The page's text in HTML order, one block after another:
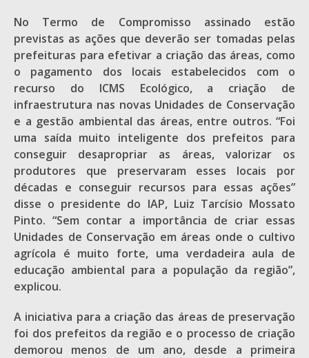
No Termo de Compromisso assinado estão
previstas as ações que deverão ser tomadas pelas
prefeituras para efetivar a criação das áreas, como
o pagamento dos locais estabelecidos com o
recurso do ICMS Ecológico, a criação de
infraestrutura nas novas Unidades de Conservação
e a gestão ambiental das áreas, entre outros. “Foi
uma saída muito inteligente dos prefeitos para
conseguir desapropriar as áreas, valorizar os
produtores que preservaram esses locais por
décadas e conseguir recursos para essas ações”
disse o presidente do IAP, Luiz Tarcísio Mossato
Pinto. “Sem contar a importância de criar essas
Unidades de Conservação em áreas onde o cultivo
agrícola é muito forte, uma verdadeira aula de
educação ambiental para a população da região”,
explicou.
A iniciativa para a criação das áreas de preservação
foi dos prefeitos da região e o processo de criação
demorou menos de um ano, desde a primeira